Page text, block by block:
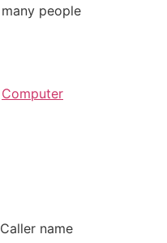
people
Computer
name